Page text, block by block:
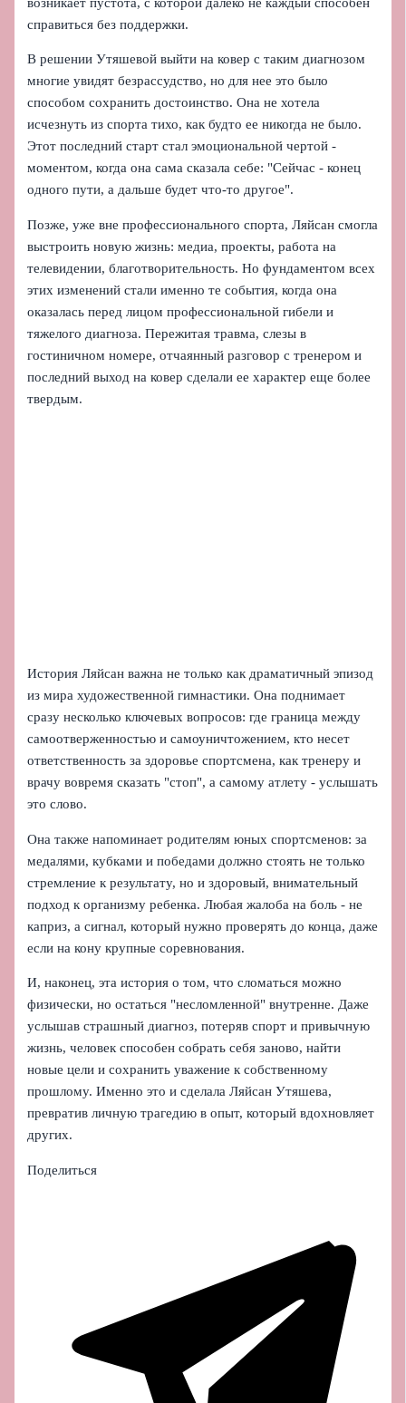
справиться без поддержки.
В решении Утяшевой выйти на ковер с таким диагнозом
многие увидят безрассудство, но для нее это было
способом сохранить достоинство. Она не хотела
исчезнуть из спорта тихо, как будто ее никогда не было.
Этот последний старт стал эмоциональной чертой -
моментом, когда она сама сказала себе: "Сейчас - конец
одного пути, а дальше будет что‑то другое".
Позже, уже вне профессионального спорта, Ляйсан смогла
выстроить новую жизнь: медиа, проекты, работа на
телевидении, благотворительность. Но фундаментом всех
этих изменений стали именно те события, когда она
оказалась перед лицом профессиональной гибели и
тяжелого диагноза. Пережитая травма, слезы в
гостиничном номере, отчаянный разговор с тренером и
последний выход на ковер сделали ее характер еще более
твердым.
История Ляйсан важна не только как драматичный эпизод
из мира художественной гимнастики. Она поднимает
сразу несколько ключевых вопросов: где граница между
самоотверженностью и самоуничтожением, кто несет
ответственность за здоровье спортсмена, как тренеру и
врачу вовремя сказать "стоп", а самому атлету - услышать
это слово.
Она также напоминает родителям юных спортсменов: за
медалями, кубками и победами должно стоять не только
стремление к результату, но и здоровый, внимательный
подход к организму ребенка. Любая жалоба на боль - не
каприз, а сигнал, который нужно проверять до конца, даже
если на кону крупные соревнования.
И, наконец, эта история о том, что сломаться можно
физически, но остаться "несломленной" внутренне. Даже
услышав страшный диагноз, потеряв спорт и привычную
жизнь, человек способен собрать себя заново, найти
новые цели и сохранить уважение к собственному
прошлому. Именно это и сделала Ляйсан Утяшева,
превратив личную трагедию в опыт, который вдохновляет
других.
Поделиться